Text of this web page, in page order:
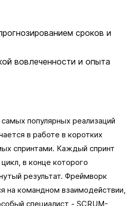
сроков и
вовлеченности и опыта
популярных реализаций
в работе в коротких
спринтами. Каждый спринт
в конце которого
результат. Фреймворк
на командном взаимодействии,
специалист - SCRUM-